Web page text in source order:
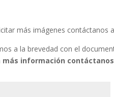
más imágenes contáctanos a
a la brevedad con el
más información